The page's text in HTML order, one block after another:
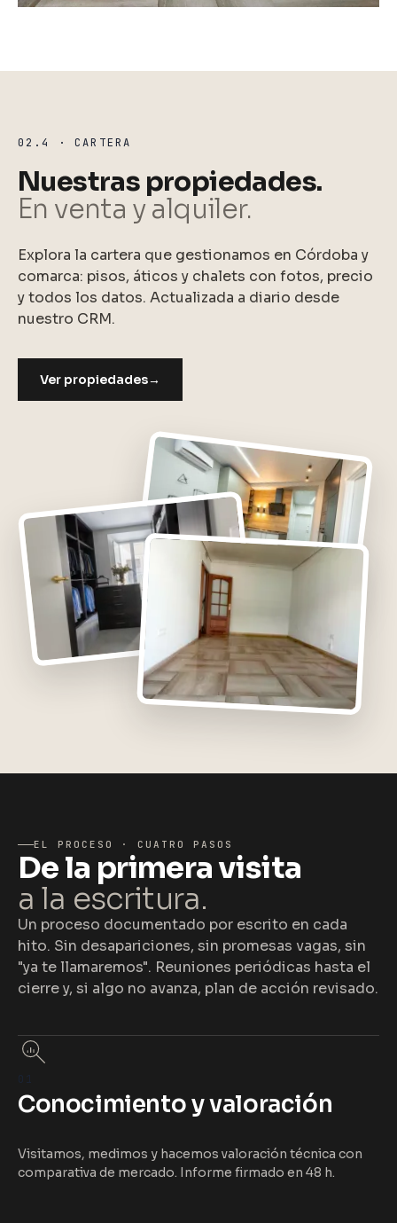
02.4 · CARTERA
Nuestras propiedades.
En venta y alquiler.
Explora la cartera que gestionamos en Córdoba y
comarca: pisos, áticos y chalets con fotos, precio
y todos los datos. Actualizada a diario desde
nuestro CRM.
Ver propiedades→
EL PROCESO · CUATRO PASOS
De la primera visita
a la escritura.
Un proceso documentado por escrito en cada
hito. Sin desapariciones, sin promesas vagas, sin
"ya te llamaremos". Reuniones periódicas hasta el
cierre y, si algo no avanza, plan de acción revisado.
01
Conocimiento y valoración
Visitamos, medimos y hacemos valoración técnica con
comparativa de mercado. Informe firmado en 48 h.